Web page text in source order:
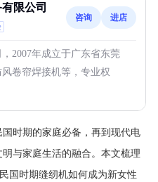
限公司
咨询 进店
2007年成立于广东省东莞
卷帘焊接机等，专业权
时期的家庭必备，再到现代电
与家庭生活的融合。本文梳理
国时期缝纫机如何成为新女性